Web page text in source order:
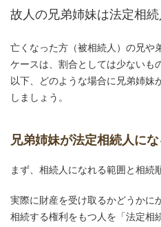
故人の兄弟姉妹は法定相
亡くなった方（被相続人）の兄や
ケースは、割合としては少ないも
以下、どのような場合に兄弟姉妹
しましょう。
兄弟姉妹が法定相続人に
まず、相続人になれる範囲と相続
実際に財産を受け取るかどうかに
相続する権利をもつ人を「法定相